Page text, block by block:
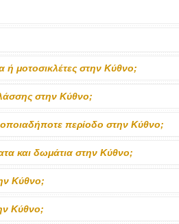
ή μοτοσικλέτες στην Κύθνο;
στην Κύθνο;
περίοδο στην Κύθνο;
και δωμάτια στην Κύθνο;
Κύθνο;
Κύθνο;